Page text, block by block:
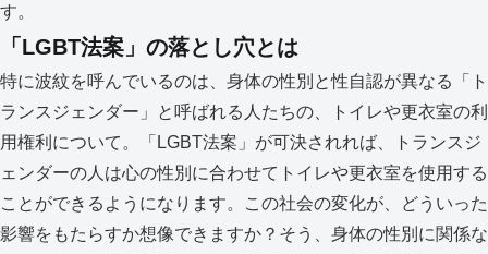
す。
「LGBT法案」の落とし穴とは
特に波紋を呼んでいるのは、身体の性別と性自認が異なる「ト
ランスジェンダー」と呼ばれる人たちの、トイレや更衣室の利
用権利について。「LGBT法案」が可決されれば、トランスジ
ェンダーの人は心の性別に合わせてトイレや更衣室を使用する
ことができるようになります。この社会の変化が、どういった
影響をもたらすか想像できますか？そう、身体の性別に関係な